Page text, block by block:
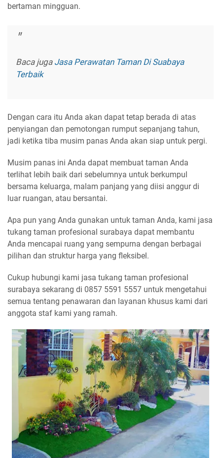
bertaman mingguan.
Baca juga Jasa Perawatan Taman Di Suabaya
Terbaik
Dengan cara itu Anda akan dapat tetap berada di atas
penyiangan dan pemotongan rumput sepanjang tahun,
jadi ketika tiba musim panas Anda akan siap untuk pergi.
Musim panas ini Anda dapat membuat taman Anda
terlihat lebih baik dari sebelumnya untuk berkumpul
bersama keluarga, malam panjang yang diisi anggur di
luar ruangan, atau bersantai.
Apa pun yang Anda gunakan untuk taman Anda, kami jasa
tukang taman profesional surabaya dapat membantu
Anda mencapai ruang yang sempurna dengan berbagai
pilihan dan struktur harga yang fleksibel.
Cukup hubungi kami jasa tukang taman profesional
surabaya sekarang di 0857 5591 5557 untuk mengetahui
semua tentang penawaran dan layanan khusus kami dari
anggota staf kami yang ramah.